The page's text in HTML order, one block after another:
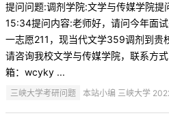
提问问题:调剂学院:文学与传媒学院
15:34提问内容:老师好，请问今年面
一志愿211，现当代文学359调剂到贵
请咨询我校文学与传媒学院，联系方
箱：wcyky ...
三峡大学考研问题 本站小编 三峡大学